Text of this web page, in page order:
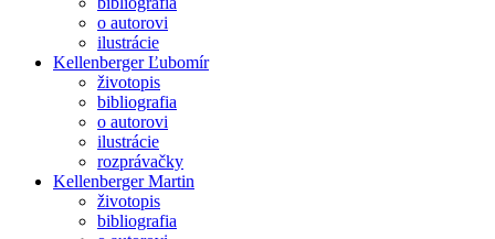
o autorovi
ilustrácie
Kellenberger Ľubomír
životopis
bibliografia
o autorovi
ilustrácie
rozprávačky
Kellenberger Martin
životopis
bibliografia